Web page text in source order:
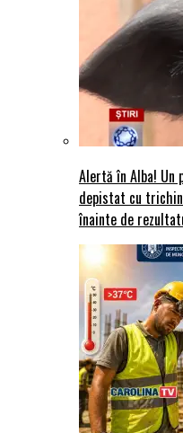
Alertă în Alba!
depistat cu
înainte de